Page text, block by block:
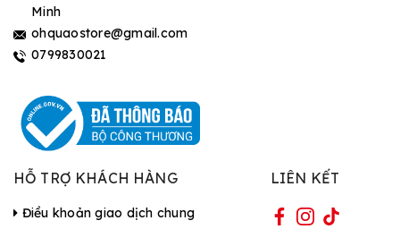
Minh
ohquaostore@gmail.com
0799830021
HỖ TRỢ KHÁCH HÀNG
Điều khoản giao dịch chung
LIÊN KẾT